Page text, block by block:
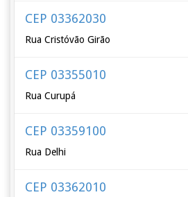
CEP 03362030
Rua Cristóvão Girão
CEP 03355010
Rua Curupá
CEP 03359100
Rua Delhi
CEP 03362010